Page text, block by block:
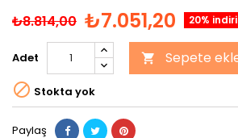
₺8.814,00 ₺7.051,20 20%
Adet  Sepete
 Stokta yok
Paylaş